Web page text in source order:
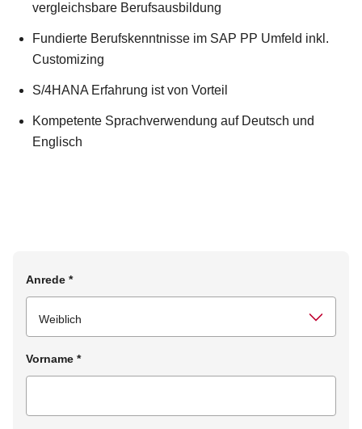
vergleichsbare Berufsausbildung
Fundierte Berufskenntnisse im SAP PP Umfeld inkl.
Customizing
S/4HANA Erfahrung ist von Vorteil
Kompetente Sprachverwendung auf Deutsch und
Englisch
Anrede *
Vorname *